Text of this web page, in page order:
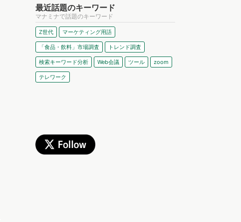
最近話題のキーワード
マナミナで話題のキーワード
Z世代 マーケティング用語
「食品・飲料」市場調査 トレンド調査
検索キーワード分析 Web会議 ツール zoom
テレワーク